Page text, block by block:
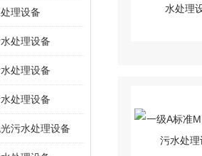
理设备
处理设备
处理设备
处理设备
污水处理设备